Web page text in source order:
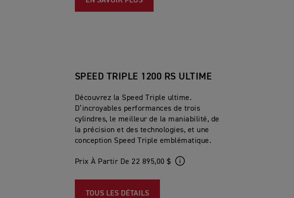
SPEED TRIPLE 1200 RS ULTIME
Découvrez la Speed Triple ultime.
D’incroyables performances de trois
cylindres, le meilleur de la maniabilité, de
la précision et des technologies, et une
conception Speed Triple emblématique.
Prix À Partir De 22 895,00 $
TOUS LES DÉTAILS